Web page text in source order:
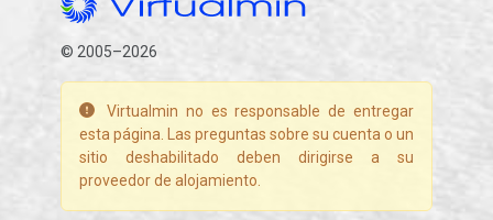
© 2005–2026
Virtualmin no es responsable de entregar
esta página. Las preguntas sobre su cuenta o un
sitio deshabilitado deben dirigirse a su
proveedor de alojamiento.